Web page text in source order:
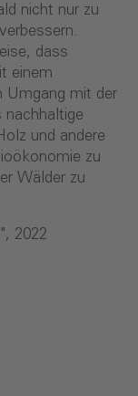
nicht nur zu
dass
einem
Umgang mit der
nachhaltige
und andere
zu
Wälder zu
2022